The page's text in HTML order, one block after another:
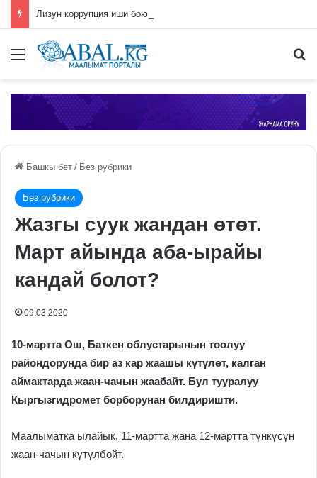
Лизун коррупция иши боюнча СИЗОго камакка алынды
Меню
Башкы бет / Без рубрики
Без рубрики
Жазгы суук жандан өтөт.
Март айында аба-ырайы
кандай болот?
09.03.2020
10-мартта Ош, Баткен облустарынын тоолуу
райондорунда бир аз кар жаашы күтүлөт, калган
аймактарда жаан-чачын жаабайт. Бул тууралуу
Кыргызгидромет борборунан билдиришти.
Маалыматка ылайык, 11-мартта жана 12-мартта түнкүсүн
жаан-чачын күтүлбөйт.